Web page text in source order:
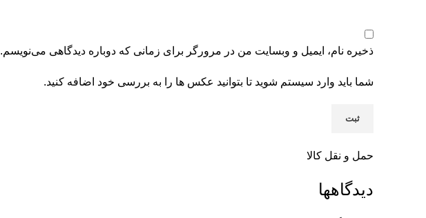
ذخیره نام، ایمیل و وبسایت من در مرورگر برای زمانی که دوباره دیدگاهی می‌نویسم.
شما باید وارد سیستم شوید تا بتوانید عکس ها را به بررسی خود اضافه کنید.
حمل و نقل کالا
دیدگاهها